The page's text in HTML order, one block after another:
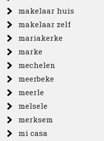
makelaar huis
makelaar zelf
mariakerke
marke
mechelen
meerbeke
meerle
melsele
merksem
mi casa